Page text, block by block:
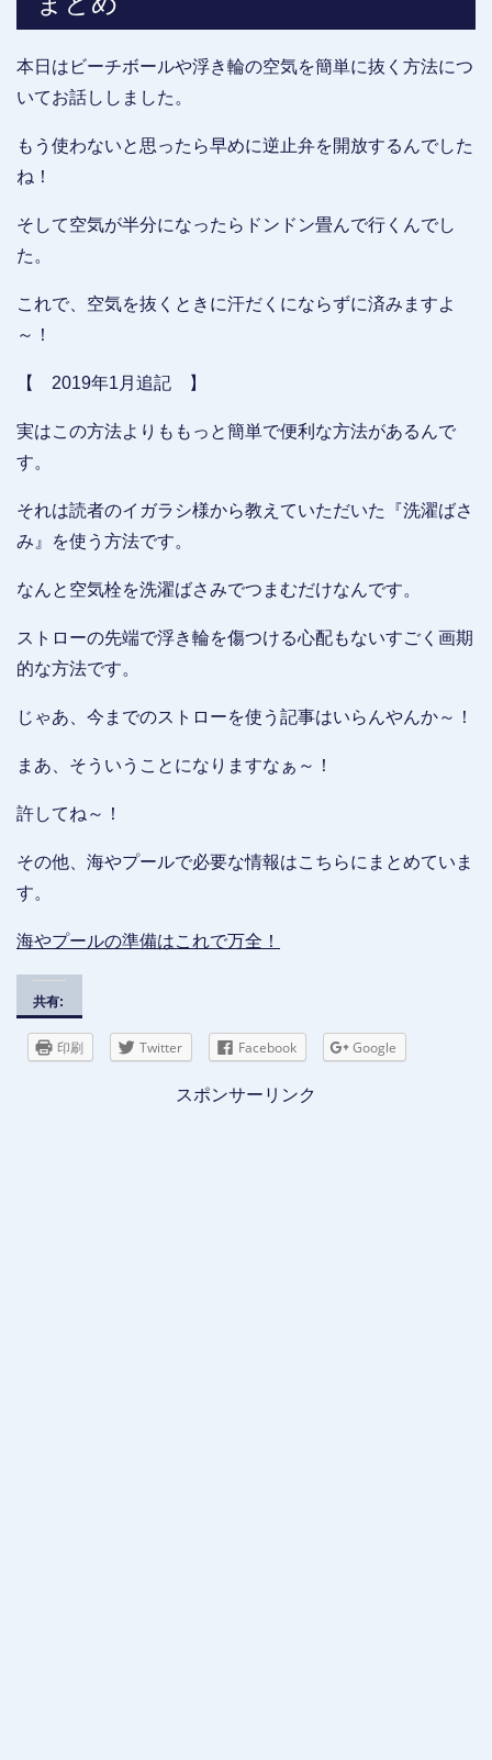
本日はビーチボールや浮き輪の空気を簡単に抜く方法につ
いてお話ししました。
もう使わないと思ったら早めに逆止弁を開放するんでした
ね！
そして空気が半分になったらドンドン畳んで行くんでし
た。
これで、空気を抜くときに汗だくにならずに済みますよ
～！
【 2019年1月追記 】
実はこの方法よりももっと簡単で便利な方法があるんで
す。
それは読者のイガラシ様から教えていただいた『洗濯ばさ
み』を使う方法です。
なんと空気栓を洗濯ばさみでつまむだけなんです。
ストローの先端で浮き輪を傷つける心配もないすごく画期
的な方法です。
じゃあ、今までのストローを使う記事はいらんやんか～！
まあ、そういうことになりますなぁ～！
許してね～！
その他、海やプールで必要な情報はこちらにまとめていま
す。
海やプールの準備はこれで万全！
共有:
印刷 Twitter Facebook Google
スポンサーリンク